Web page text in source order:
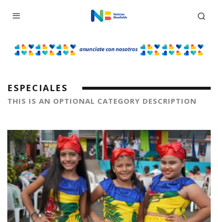
ESPECIALES
THIS IS AN OPTIONAL CATEGORY DESCRIPTION